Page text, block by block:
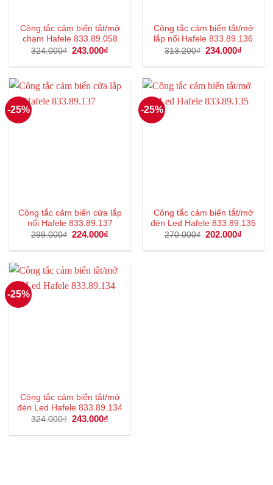
Công tắc cảm biến tắt/mở
chạm Hafele 833.89.058
324.000₫ Giá
là:
243.000₫
tại
243.000₫.
Công tắc cảm biến tắt/mở
lắp nổi Hafele 833.89.136
313.200₫ Giá
là:
234.000₫
tại
-25%
Công tắc cảm biến cửa lắp
nổi Hafele 833.89.137
299.000₫ Giá
là:
224.000₫
tại
224.000₫.
-25%
Công tắc cảm biến tắt/mở
đèn Led Hafele 833.89.135
270.000₫ Giá
là:
202.000₫
tại
-25%
Công tắc cảm biến tắt/mở
đèn Led Hafele 833.89.134
324.000₫ Giá
là:
243.000₫
tại